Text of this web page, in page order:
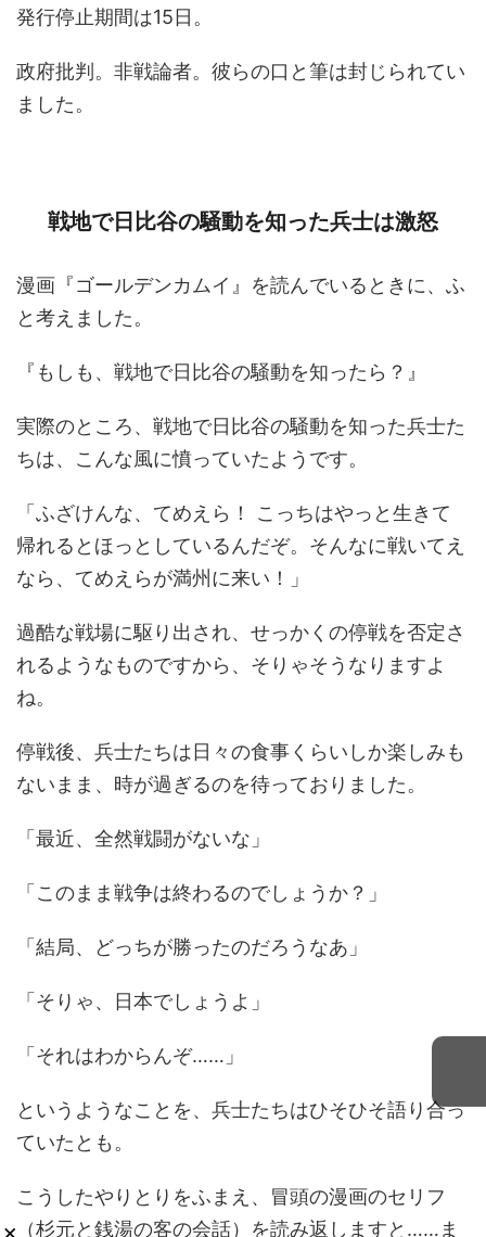
発行停止期間は15日。
政府批判。非戦論者。彼らの口と筆は封じられてい
ました。
戦地で日比谷の騒動を知った兵士は激怒
漫画『ゴールデンカムイ』を読んでいるときに、ふ
と考えました。
『もしも、戦地で日比谷の騒動を知ったら？』
実際のところ、戦地で日比谷の騒動を知った兵士た
ちは、こんな風に憤っていたようです。
「ふざけんな、てめえら！ こっちはやっと生きて
帰れるとほっとしているんだぞ。そんなに戦いてえ
なら、てめえらが満州に来い！」
過酷な戦場に駆り出され、せっかくの停戦を否定さ
れるようなものですから、そりゃそうなりますよ
ね。
停戦後、兵士たちは日々の食事くらいしか楽しみも
ないまま、時が過ぎるのを待っておりました。
「最近、全然戦闘がないな」
「このまま戦争は終わるのでしょうか？」
「結局、どっちが勝ったのだろうなあ」
「そりゃ、日本でしょうよ」
「それはわからんぞ……」
というようなことを、兵士たちはひそひそ語り合っ
ていたとも。
こうしたやりとりをふまえ、冒頭の漫画のセリフ
（杉元と銭湯の客の会話）を読み返しますと……ま